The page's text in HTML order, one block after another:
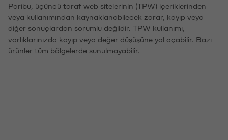
Paribu, üçüncü taraf web sitelerinin (TPW) içeriklerinden
veya kullanımından kaynaklanabilecek zarar, kayıp veya
diğer sonuçlardan sorumlu değildir. TPW kullanımı,
varlıklarınızda kayıp veya değer düşüşüne yol açabilir. Bazı
ürünler tüm bölgelerde sunulmayabilir.